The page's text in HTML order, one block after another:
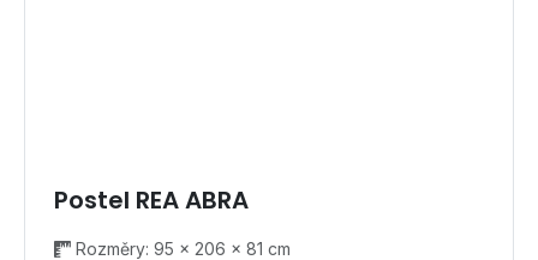
Postel REA ABRA
Rozměry: 95 × 206 × 81 cm